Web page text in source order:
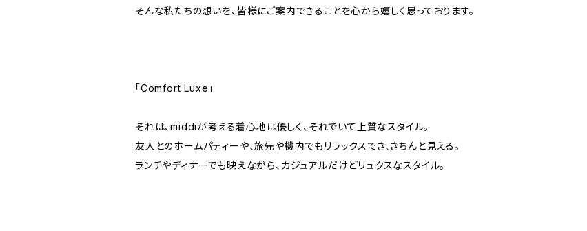
そんな私たちの想いを、皆様にご案内できることを心から嬉しく思っております。
「Comfort Luxe」
それは、middiが考える着心地は優しく、それでいて上質なスタイル。
友人とのホームパティーや、旅先や機内でもリラックスでき、きちんと見える。
ランチやディナーでも映えながら、カジュアルだけどリュクスなスタイル。